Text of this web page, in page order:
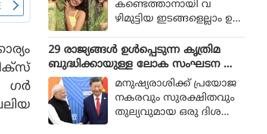
ഗർ
ഞ്ഞു.
പ്പ് മണക്കുന്നുവെന്ന് സോഷ്യല്‍
മീഡിയ
കണ്ടെത്താനായി വ
ഴിമുട്ടിയ ഇടങ്ങളെല്ലാം ഉ
രും.
29 രാജ്യങ്ങള്‍ ഉള്‍പ്പെടുന്ന കൃത്രിമ
ബുദ്ധിക്കായുള്ള ലോക സംഘടന ആ
രംഭിച്ച് ചൈന; ഇന്ത്യ ഇല്ലമനുഷ്യരാശിക്ക് പ്രയോജ
നകരവും സുരക്ഷിതവും
തുല്യവുമായ ഒരു ദിശ